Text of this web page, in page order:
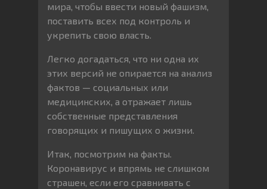
мира, чтобы ввести новый фашизм,
поставить всех под контроль и
укрепить свою власть.
Легко догадаться, что ни одна их
этих версий не опирается на анализ
фактов — социальных или
медицинских, а отражает лишь
собственные представления
говорящих и пишущих о жизни.
Итак, посмотрим на факты.
Коронавирус и впрямь не слишком
страшен, если его сравнивать с